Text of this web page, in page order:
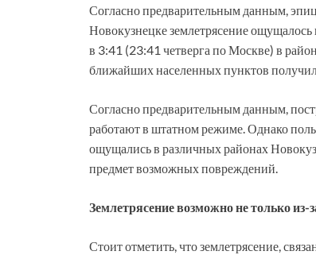
Согласно предварительным данным,
Новокузнецке землетрясение
в 3:41 (23:41 четверга по Москве) в
ближайших населенных пунктов
Согласно предварительным данным,
работают в штатном режиме. Однако
ощущались в различных районах
предмет возможных повреждений.
Землетрясение возможно не только
Стоит отметить, что землетрясение,